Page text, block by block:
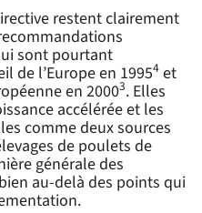
restent clairement
sont pourtant
de l’Europe en 19954 et
en 20003. Elles
accélérée et les
comme deux sources
de poulets de
générale des
au-delà des points qui